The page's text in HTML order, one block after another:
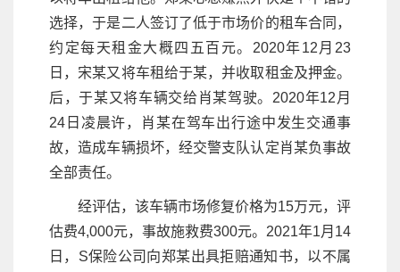
选择，于是二人签订了低于市场价的租车合同，
约定每天租金大概四五百元。2020年12月23
日，宋某又将车租给于某，并收取租金及押金。
后，于某又将车辆交给肖某驾驶。2020年12月
24日凌晨许，肖某在驾车出行途中发生交通事
故，造成车辆损坏，经交警支队认定肖某负事故
全部责任。
经评估，该车辆市场修复价格为15万元，评
估费4,000元，事故施救费300元。2021年1月14
日，S保险公司向郑某出具拒赔通知书，以不属